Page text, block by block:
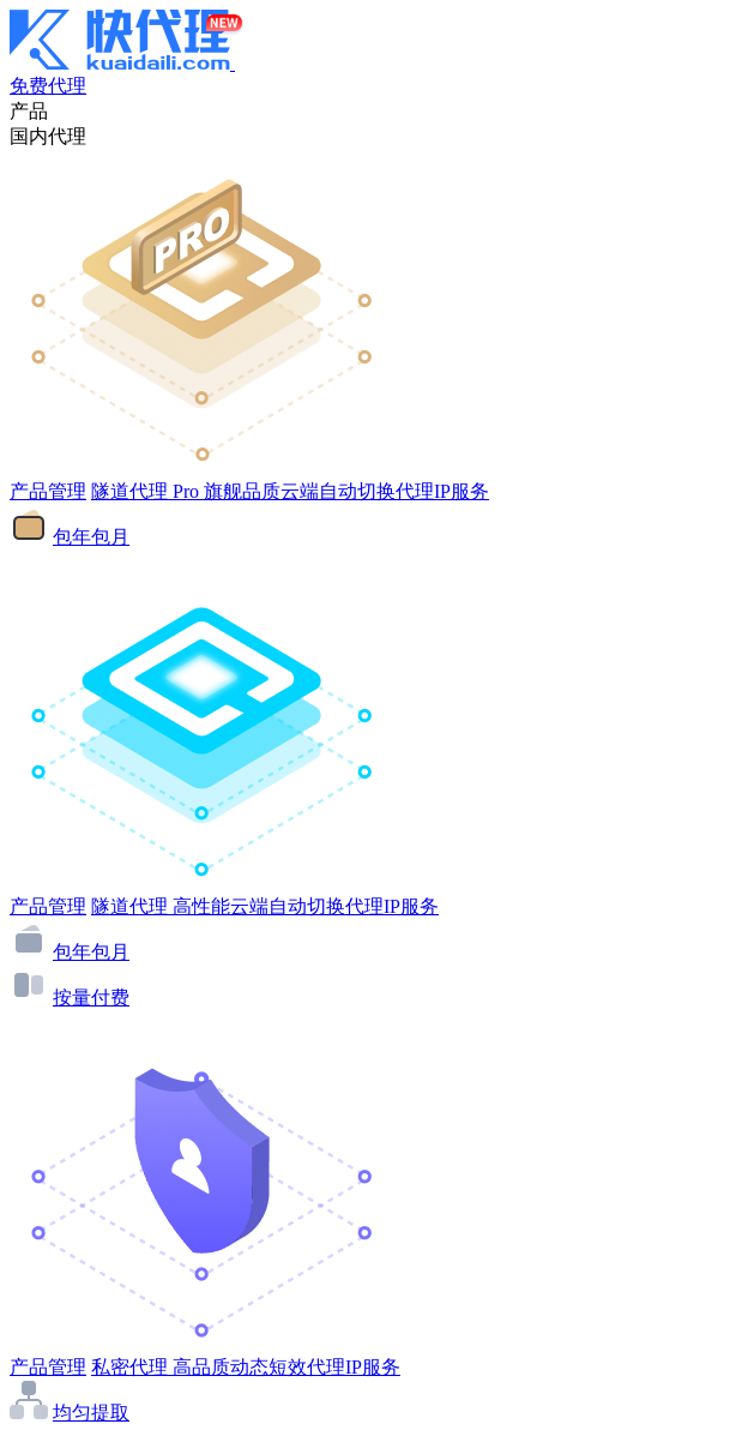
免费代理
产品
国内代理
产品管理 隧道代理 Pro 旗舰品质云端自动切换代理IP服务
包年包月
产品管理 隧道代理 高性能云端自动切换代理IP服务
包年包月
按量付费
产品管理 私密代理 高品质动态短效代理IP服务
均匀提取